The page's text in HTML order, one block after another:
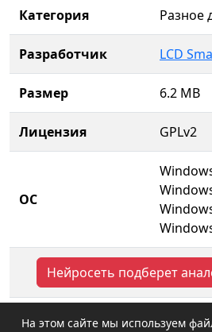
Категория Разное
Разработчик LCD
Размер 6.2 MB
Лицензия GPLv2
ОС
Нейросеть подберет
На этом сайте мы используем